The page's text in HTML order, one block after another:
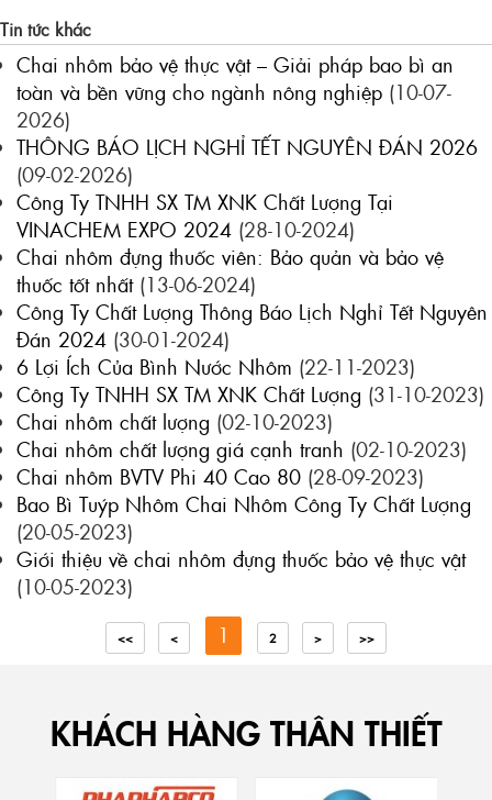
Tin tức khác
Chai nhôm bảo vệ thực vật – Giải pháp bao bì an
toàn và bền vững cho ngành nông nghiệp (10-07-
2026)
THÔNG BÁO LỊCH NGHỈ TẾT NGUYÊN ĐÁN 2026
(09-02-2026)
Công Ty TNHH SX TM XNK Chất Lượng Tại
VINACHEM EXPO 2024 (28-10-2024)
Chai nhôm đựng thuốc viên: Bảo quản và bảo vệ
thuốc tốt nhất(13-06-2024)
Công Ty Chất Lượng Thông Báo Lịch Nghỉ Tết Nguyên
Đán 2024 (30-01-2024)
6 Lợi Ích Của Bình Nước Nhôm (22-11-2023)
Công Ty TNHH SX TM XNK Chất Lượng (31-10-2023)
Chai nhôm chất lượng (02-10-2023)
Chai nhôm chất lượng giá cạnh tranh (02-10-2023)
Chai nhôm BVTV Phi 40 Cao 80 (28-09-2023)
Bao Bì Tuýp Nhôm Chai Nhôm Công Ty Chất Lượng
(20-05-2023)
Giới thiệu về chai nhôm đựng thuốc bảo vệ thực vật
(10-05-2023)
<< < 1 2 > >>
KHÁCH HÀNG THÂN THIẾT